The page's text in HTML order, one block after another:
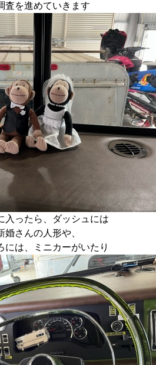
査を進めていきます
入ったら、ダッシュには
婚さんの人形や、
には、ミニカーがいたり